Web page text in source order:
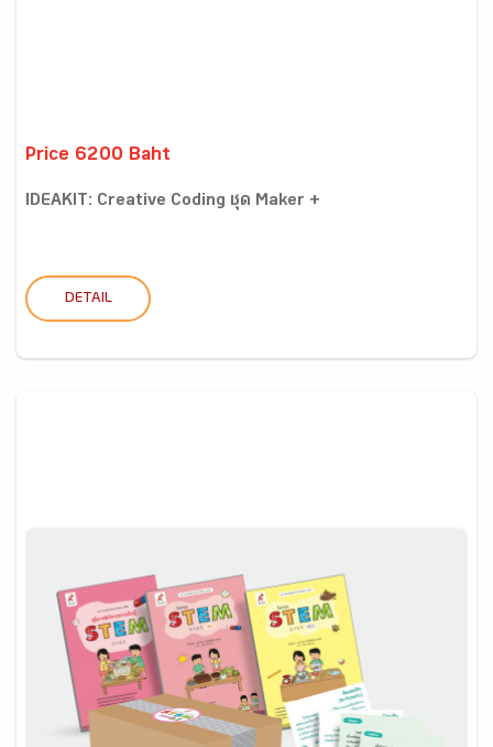
Price 6200 Baht
IDEAKIT: Creative Coding ชุด Maker +
DETAIL